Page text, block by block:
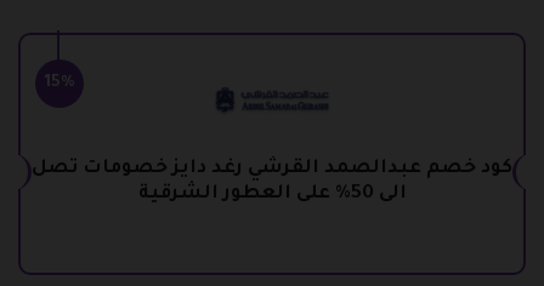
15%
كود خصم عبدالصمد القرشي رغد دايز خصومات تصل
الى 50% على العطور الشرقية